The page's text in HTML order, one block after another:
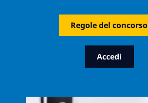
Regole del concorso
Accedi